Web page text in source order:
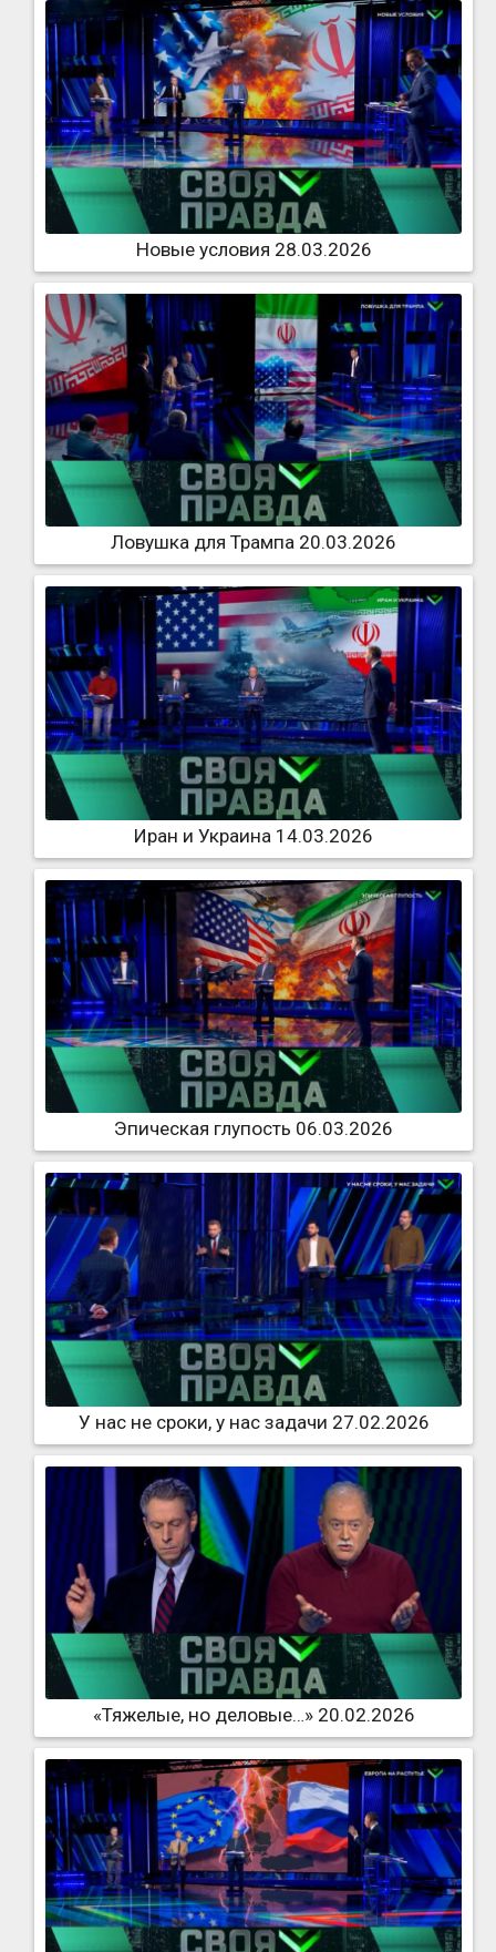
Новые условия 28.03.2026
Ловушка для Трампа 20.03.2026
Иран и Украина 14.03.2026
Эпическая глупость 06.03.2026
У нас не сроки, у нас задачи 27.02.2026
«Тяжелые, но деловые…» 20.02.2026